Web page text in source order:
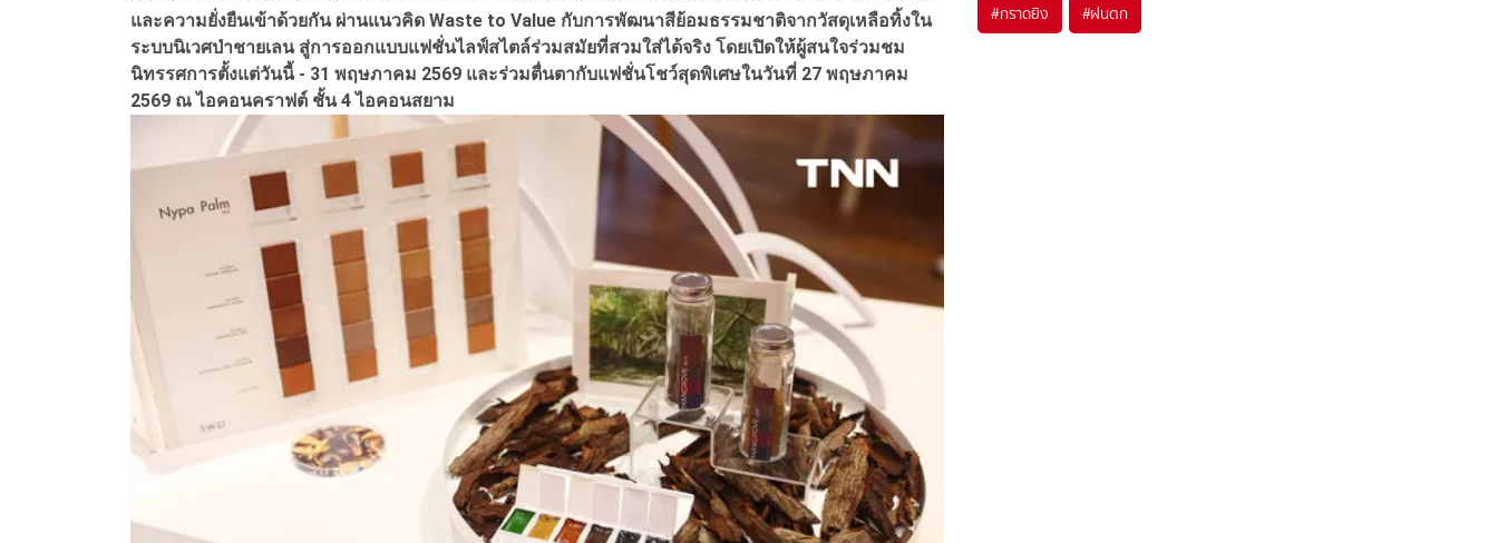
และความยั่งยืนเข้าด้วยกัน ผ่านแนวคิด Waste to Value กับการพัฒนาสีย้อมธรรมชาติจากวัสดุเหลือทิ้งใน
ระบบนิเวศป่าชายเลน สู่การออกแบบแฟชั่นไลฟ์สไตล์ร่วมสมัยที่สวมใส่ได้จริง โดยเปิดให้ผู้สนใจร่วมชม
นิทรรศการตั้งแต่วันนี้ - 31 พฤษภาคม 2569 และร่วมตื่นตากับแฟชั่นโชว์สุดพิเศษในวันที่ 27 พฤษภาคม
2569 ณ ไอคอนคราฟต์ ชั้น 4 ไอคอนสยาม
#กราดยิง #ฝนตก